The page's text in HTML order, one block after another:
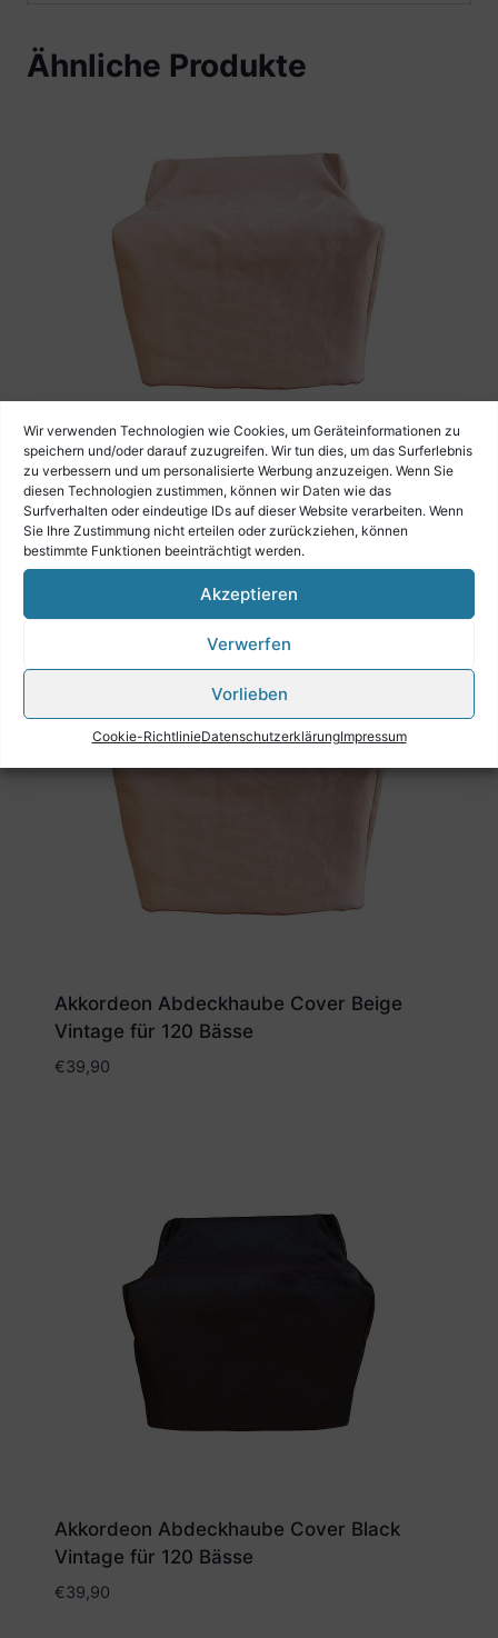
Wir verwenden Technologien wie Cookies, um Geräteinformationen zu
speichern und/oder darauf zuzugreifen. Wir tun dies, um das Surferlebnis
zu verbessern und um personalisierte Werbung anzuzeigen. Wenn Sie
diesen Technologien zustimmen, können wir Daten wie das
Surfverhalten oder eindeutige IDs auf dieser Website verarbeiten. Wenn
Sie Ihre Zustimmung nicht erteilen oder zurückziehen, können
bestimmte Funktionen beeinträchtigt werden.
Akzeptieren
Verwerfen
Vorlieben
Cookie-RichtlinieDatenschutzerklärungImpressum
Ähnliche Produkte
Akkordeon Abdeckhaube Cover Beige
Vintage für 96 Bässe
€39,90
Akkordeon Abdeckhaube Cover Beige
Vintage für 120 Bässe
€39,90
Akkordeon Abdeckhaube Cover Black
Vintage für 120 Bässe
€39,90